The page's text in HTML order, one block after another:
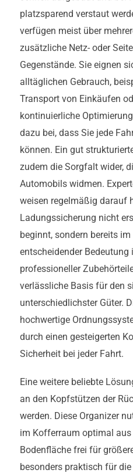
platzsparend verstaut
verfügen meist über
zusätzliche Netz- oder
Gegenstände. Sie eignen
alltäglichen Gebrauch,
Transport von Einkäufen
kontinuierliche
dazu bei, dass Sie jede
können. Ein gut
zudem die Sorgfalt wider,
Automobils widmen.
weisen regelmäßig darauf
Ladungssicherung nicht
beginnt, sondern bereits
entscheidender
professioneller
verlässliche Basis für den
unterschiedlichster Güter.
hochwertige
durch einen gesteigerten
Sicherheit bei jeder Fahrt.
Eine weitere beliebte
an den Kopfstützen der
werden. Diese Organizer
im Kofferraum optimal
Bodenfläche frei für
besonders praktisch für